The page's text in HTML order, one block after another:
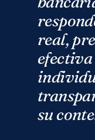
real,
su